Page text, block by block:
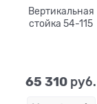
Вертикальная
стойка 54-115
65 310 руб.